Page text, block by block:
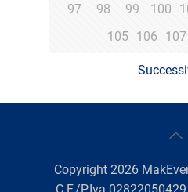
97
98 99 100
105
106 107
Copyright 2026